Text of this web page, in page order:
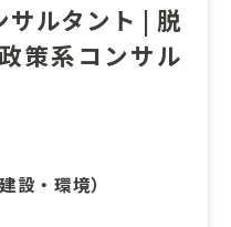
サルタント | 脱
策系コンサル
設・環境）